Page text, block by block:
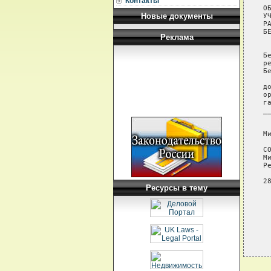
Новые документы
Реклама
Ресурсы в тему